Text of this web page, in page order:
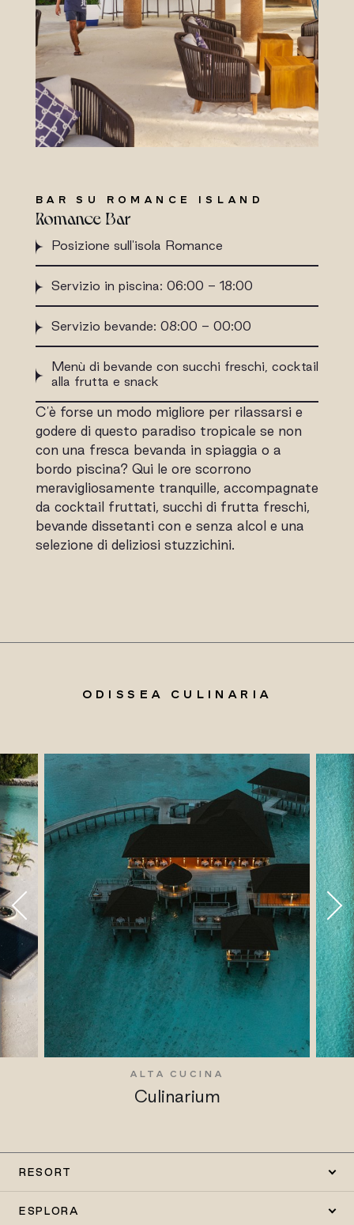
BAR SU ROMANCE ISLAND
Romance Bar
Posizione sull'isola Romance
Servizio in piscina: 06:00 - 18:00
Servizio bevande: 08:00 - 00:00
Menù di bevande con succhi freschi, cocktail
alla frutta e snack
C'è forse un modo migliore per rilassarsi e
godere di questo paradiso tropicale se non
con una fresca bevanda in spiaggia o a
bordo piscina? Qui le ore scorrono
meravigliosamente tranquille, accompagnate
da cocktail fruttati, succhi di frutta freschi,
bevande dissetanti con e senza alcol e una
selezione di deliziosi stuzzichini.
ODISSEA CULINARIA
ALTA CUCINA
Culinarium
RESORT
ESPLORA